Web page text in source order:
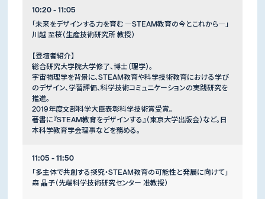
10:20 - 11:05
「未来をデザインする力を育む ―STEAM教育の今とこれから―」
川越 至桜（生産技術研究所 教授）
【登壇者紹介】
総合研究大学院大学修了、博士（理学）。
宇宙物理学を背景に、STEAM教育や科学技術教育における学び
のデザイン、学習評価、科学技術コミュニケーションの実践研究を
推進。
2019年度文部科学大臣表彰科学技術賞受賞。
著書に『STEAM教育をデザインする』（東京大学出版会）など。日
本科学教育学会理事などを務める。
11:05 - 11:50
「多主体で共創する探究・STEAM教育の可能性と発展に向けて」
森 晶子（先端科学技術研究センター 准教授）